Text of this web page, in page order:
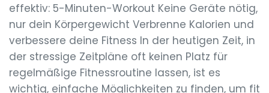
effektiv: 5-Minuten-Workout Keine Geräte nötig,
nur dein Körpergewicht Verbrenne Kalorien und
verbessere deine Fitness In der heutigen Zeit, in
der stressige Zeitpläne oft keinen Platz für
regelmäßige Fitnessroutine lassen, ist es
wichtig, einfache Möglichkeiten zu finden, um fit